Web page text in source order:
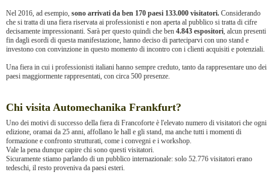
Nel 2016, ad esempio, sono arrivati da ben 170 paesi 133.000 visitatori. Considerando
che si tratta di una fiera riservata ai professionisti e non aperta al pubblico si tratta di cifre
decisamente impressionanti. Sarà per questo quindi che ben 4.843 espositori, alcun presenti
fin dagli esordi di questa manifestazione, hanno deciso di parteciparvi con uno stand e
investono con convinzione in questo momento di incontro con i clienti acquisiti e potenziali.
Una fiera in cui i professionisti italiani hanno sempre creduto, tanto da rappresentare uno dei
paesi maggiormente rappresentati, con circa 500 presenze.
Chi visita Automechanika Frankfurt?
Uno dei motivi di successo della fiera di Francoforte è l'elevato numero di visitatori che ogni
edizione, oramai da 25 anni, affollano le hall e gli stand, ma anche tutti i momenti di
formazione e confronto strutturati, come i convegni e i workshop.
Vale la pena dunque capire chi sono questi visitatori.
Sicuramente stiamo parlando di un pubblico internazionale: solo 52.776 visitatori erano
tedeschi, il resto proveniva da paesi esteri.